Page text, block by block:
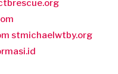
stmichaelwtby.org